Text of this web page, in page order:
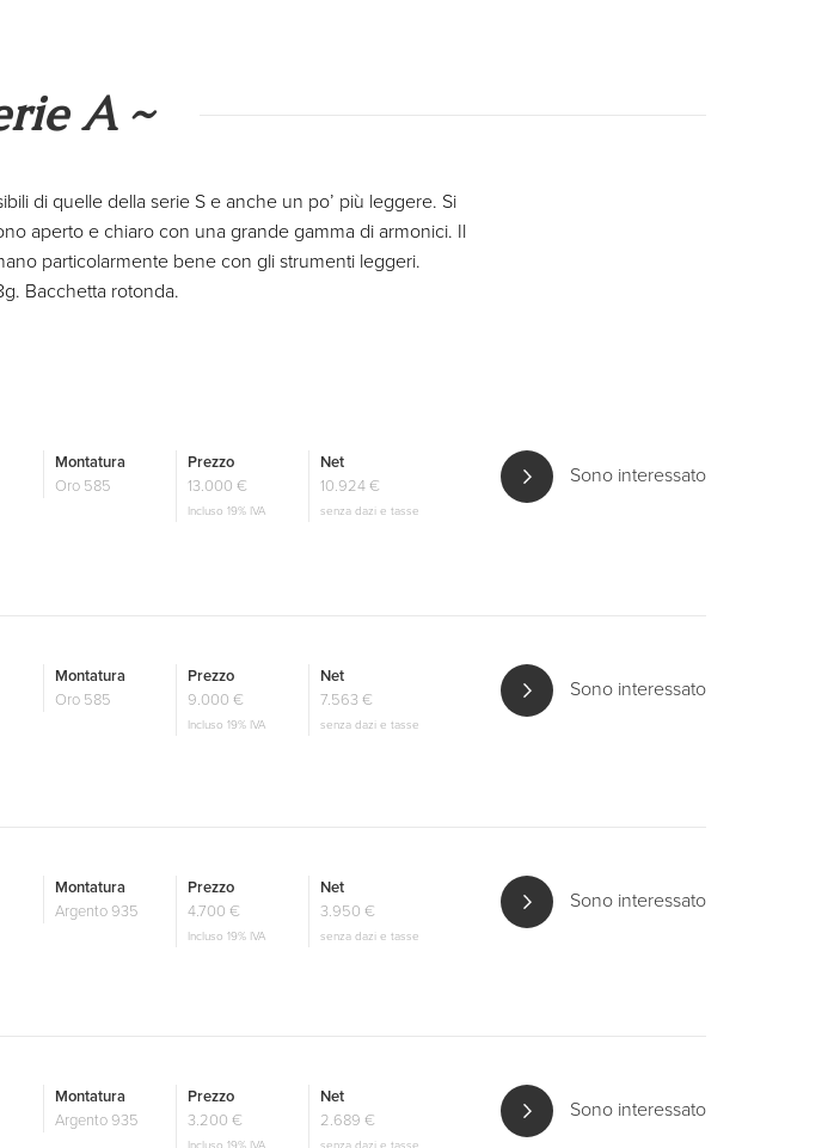
A ~
di quelle della serie S e anche un po’ più leggere. Si
aperto e chiaro con una grande gamma di armonici. Il
particolarmente bene con gli strumenti leggeri.
Bacchetta rotonda.
Montatura
Oro 585
Prezzo
13.000 €
Incluso 19% IVA
Net
10.924 €
senza dazi e tasse
Sono interessato
Montatura
Oro 585
Prezzo
9.000 €
Incluso 19% IVA
Net
7.563 €
senza dazi e tasse
Sono interessato
Montatura
Argento 935
Prezzo
4.700 €
Incluso 19% IVA
Net
3.950 €
senza dazi e tasse
Sono interessato
Montatura
Argento 935
Prezzo
3.200 €
Net
2.689 €
Sono interessato